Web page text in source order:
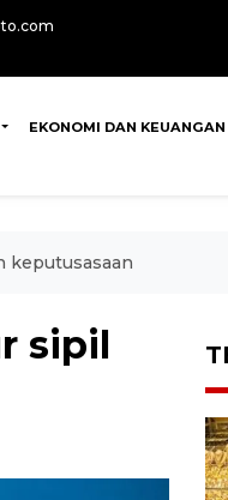
EKONOMI DAN KEUANGAN
keputusasaan
sipil